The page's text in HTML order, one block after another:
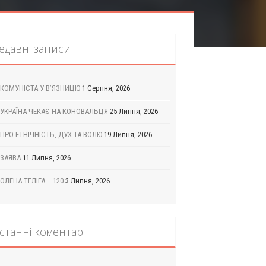
записи
КОМУНІСТА У В’ЯЗНИЦЮ 1 Серпня, 2026
УКРАЇНА ЧЕКАЄ НА КОНОВАЛЬЦЯ 25 Липня, 2026
ПРО ЕТНІЧНІСТЬ, ДУХ ТА ВОЛЮ 19 Липня, 2026
ЗАЯВА 11 Липня, 2026
ОЛЕНА ТЕЛІГА – 120 3 Липня, 2026
коментарі